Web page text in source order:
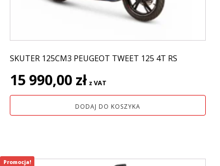
SKUTER 125CM3 PEUGEOT TWEET 125 4T RS
15 990,00 zł z VAT
DODAJ DO KOSZYKA
Promocja!